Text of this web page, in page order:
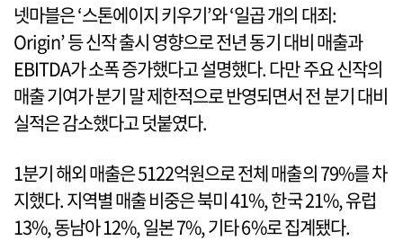
넷마블은 ‘스톤에이지 키우기’와 ‘일곱 개의 대죄:
Origin’ 등 신작 출시 영향으로 전년 동기 대비 매출과
EBITDA가 소폭 증가했다고 설명했다. 다만 주요 신작의
매출 기여가 분기 말 제한적으로 반영되면서 전 분기 대비
실적은 감소했다고 덧붙였다.
1분기 해외 매출은 5122억원으로 전체 매출의 79%를 차
지했다. 지역별 매출 비중은 북미 41%, 한국 21%, 유럽
13%, 동남아 12%, 일본 7%, 기타 6%로 집계됐다.